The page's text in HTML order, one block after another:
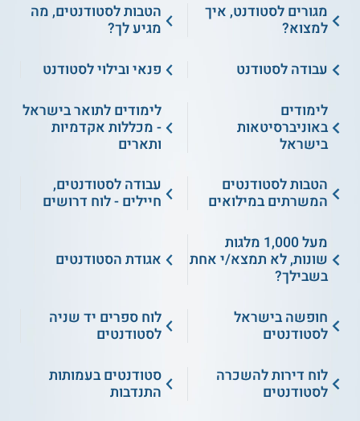
מגורים לסטודנט, איך
למצוא?
הטבות לסטודנטים, מה
מגיע לך?
עבודה לסטודנט
פנאי ובילוי לסטודנט
לימודים
באוניברסיטאות
בישראל
לימודים לתואר בישראל
- מכללות אקדמיות
ותארים
הטבות לסטודנטים
המשרתים במילואים
עבודה לסטודנטים,
חיילים - לוח דרושים
מעל 1,000 מלגות
שונות, לא תמצא/י אחת
בשבילך?
אגודת הסטודנטים
חופשה בישראל
לסטודנטים
לוח ספרים יד שניה
לסטודנטים
לוח דירות להשכרה
לסטודנטים
סטודנטים בעמותות
התנדבות